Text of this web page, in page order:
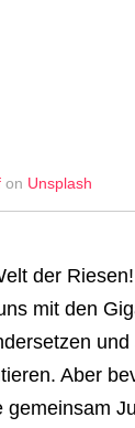
on Unsplash
der
mit den
Aber
gemeinsam